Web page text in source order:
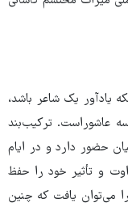
یادآور یک شاعر باشد،
عاشوراست. ترکیب‌بند
حضور دارد و در ایام
و تأثیر خود را حفظ
می‌توان یافت که چنین